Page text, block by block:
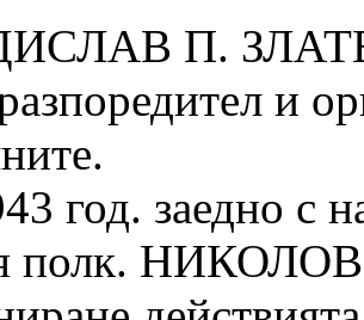
П.
и
год. заедно с
полк. НИКОЛОВ